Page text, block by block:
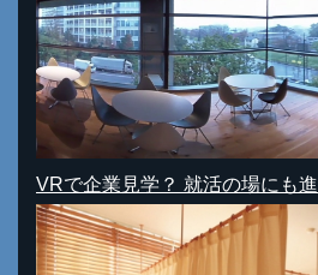
VRで企業見学？ 就活の場にも